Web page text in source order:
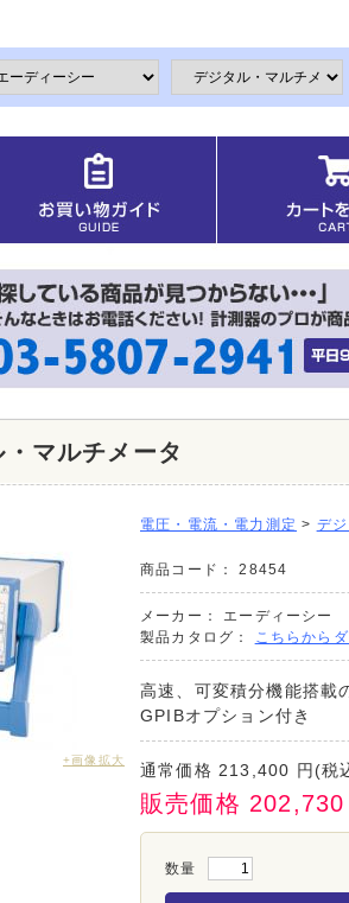
マルチメータ
+画像拡大
電圧・電流・電力測定 > デ
商品コード： 28454
メーカー：
エーディーシー
製品カタログ：
こちらから
高速、可変積分機能搭載
GPIBオプション付き
通常価格 213,400 円(税
販売価格 202,730
数量